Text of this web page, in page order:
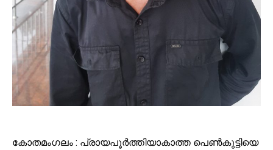
കോതമംഗലം : പ്രായപൂർത്തിയാകാത്ത പെൺകുട്ടിയെ